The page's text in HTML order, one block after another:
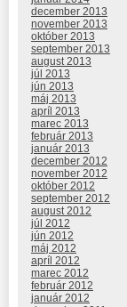
december 2013
november 2013
október 2013
september 2013
august 2013
júl 2013
jún 2013
máj 2013
apríl 2013
marec 2013
február 2013
január 2013
december 2012
november 2012
október 2012
september 2012
august 2012
júl 2012
jún 2012
máj 2012
apríl 2012
marec 2012
február 2012
január 2012